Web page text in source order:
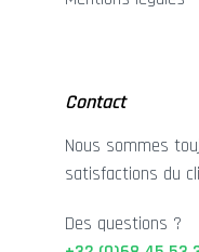
Contact
Nous sommes
satisfactions du
Des questions ?